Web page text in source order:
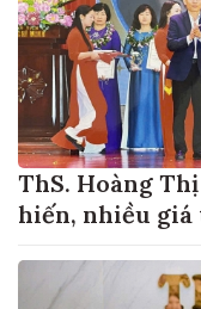
ThS. Hoàng
hiến, nhiều